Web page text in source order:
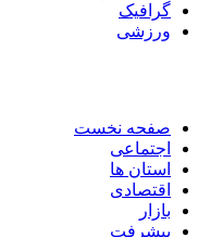
گرافیک
ورزشی
صفحه نخست
اجتماعی
استان ها
اقتصادی
بازار
پیشرفت